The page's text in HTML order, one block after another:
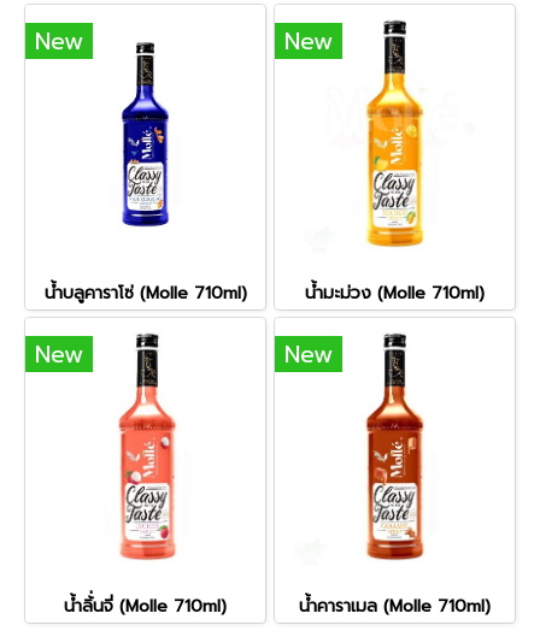
New
น้ำบลูคาราโซ่ (Molle 710ml)
New
น้ำมะม่วง (Molle 710ml)
New
น้ำลิ้่นจี่ (Molle 710ml)
New
น้ำคาราเมล (Molle 710ml)